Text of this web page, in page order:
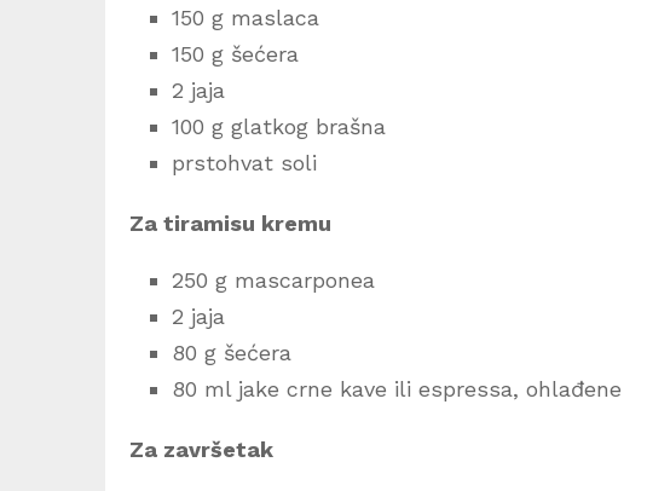
150 g maslaca
150 g šećera
2 jaja
100 g glatkog brašna
prstohvat soli
Za tiramisu kremu
250 g mascarponea
2 jaja
80 g šećera
80 ml jake crne kave ili espressa, ohlađene
Za završetak